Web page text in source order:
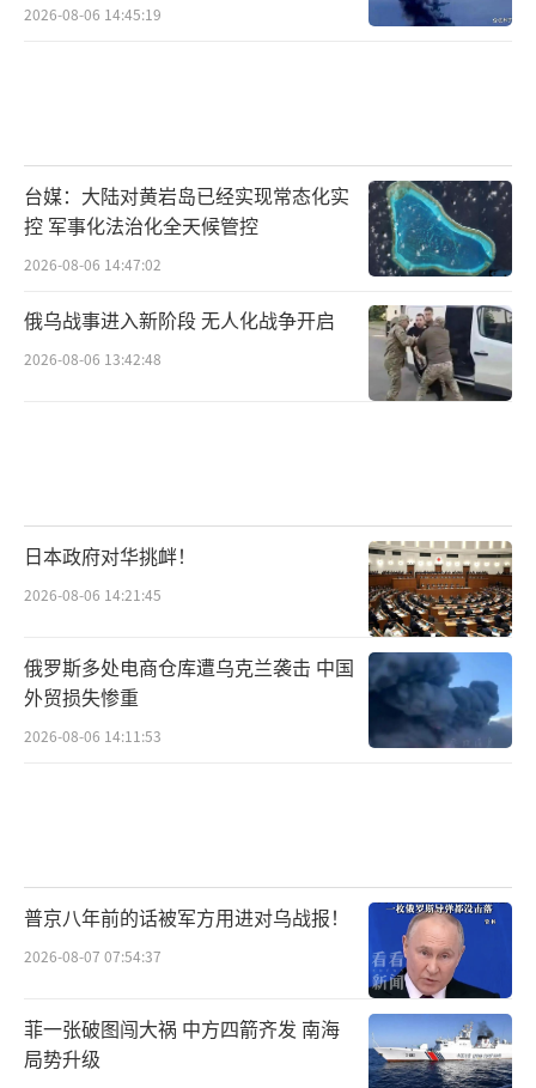
2026-08-06 14:45:19
台媒：大陆对黄岩岛已经实现常态化实
控 军事化法治化全天候管控
2026-08-06 14:47:02
俄乌战事进入新阶段 无人化战争开启
2026-08-06 13:42:48
日本政府对华挑衅！
2026-08-06 14:21:45
俄罗斯多处电商仓库遭乌克兰袭击 中国
外贸损失惨重
2026-08-06 14:11:53
普京八年前的话被军方用进对乌战报！
2026-08-07 07:54:37
菲一张破图闯大祸 中方四箭齐发 南海
局势升级